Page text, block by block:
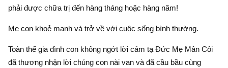
phải được chữa trị đến hàng tháng hoặc hàng năm!
Mẹ con khoẻ mạnh và trở về với cuộc sống bình thường.
Toàn thể gia đình con không ngớt lời cảm tạ Đức Mẹ Mân Côi
đã thương nhận lời chúng con nài van và đã cầu bầu cùng